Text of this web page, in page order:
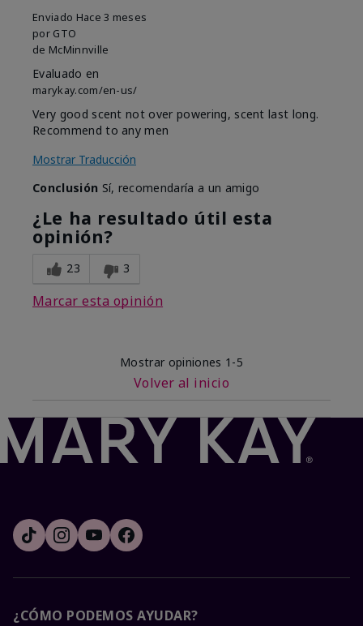
Enviado Hace 3 meses
por GTO
de McMinnville
Evaluado en
marykay.com/en-us/
Very good scent not over powering, scent last long.
Recommend to any men
Mostrar Traducción
Conclusión Sí, recomendaría a un amigo
¿Le ha resultado útil esta
opinión?
23 3
Marcar esta opinión
Mostrar opiniones 1-5
Volver al inicio
¿CÓMO PODEMOS AYUDAR?